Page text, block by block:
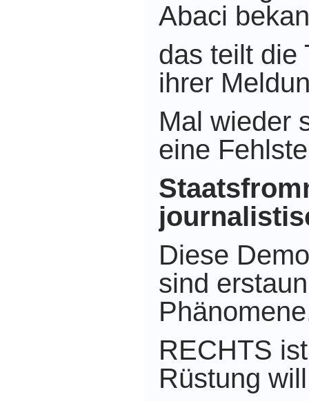
Abaci
das teilt die
ihrer
Mal wieder
eine
Diese
sind
RECHTS
Rüstung